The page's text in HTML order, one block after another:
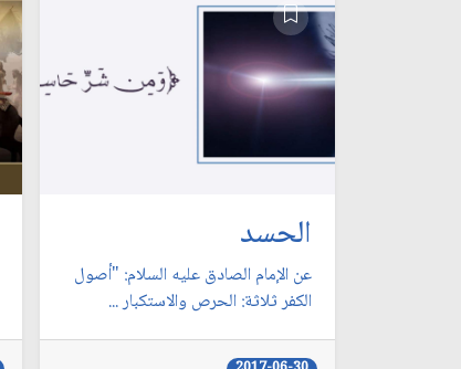
الحسد
عن الإمام الصادق عليه السلام: "أصول
الكفر ثلاثة: الحرص والاستكبار ...